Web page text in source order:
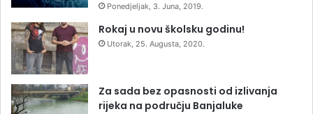
Ponedjeljak, 3. Juna, 2019.
Rokaj u novu školsku godinu!
Utorak, 25. Augusta, 2020.
Za sada bez opasnosti od izlivanja
rijeka na području Banjaluke